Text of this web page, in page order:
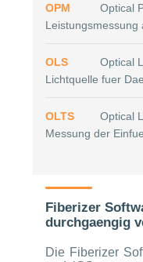
OPM
Optical
Leistungsmessung
OLS
Optical
Lichtquelle fuer
OLTS
Optical
Messung der
Fiberizer
durchgaengig
Die Fiberizer